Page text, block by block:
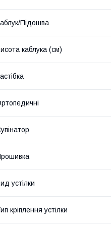
Підошва
каблука (см)
устілки
кріплення устілки